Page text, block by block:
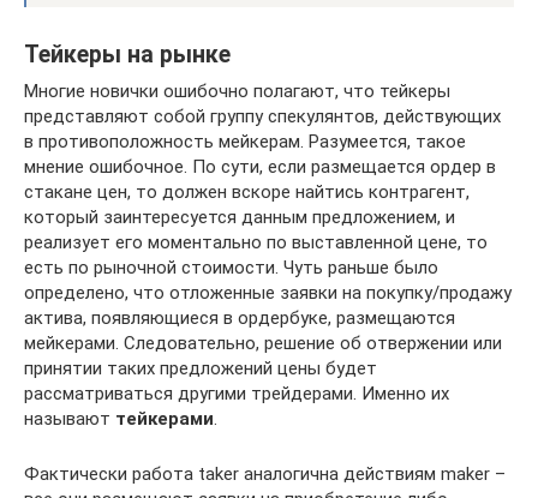
Тейкеры на рынке
Многие новички ошибочно полагают, что тейкеры
представляют собой группу спекулянтов, действующих
в противоположность мейкерам. Разумеется, такое
мнение ошибочное. По сути, если размещается ордер в
стакане цен, то должен вскоре найтись контрагент,
который заинтересуется данным предложением, и
реализует его моментально по выставленной цене, то
есть по рыночной стоимости. Чуть раньше было
определено, что отложенные заявки на покупку/продажу
актива, появляющиеся в ордербуке, размещаются
мейкерами. Следовательно, решение об отвержении или
принятии таких предложений цены будет
рассматриваться другими трейдерами. Именно их
называют тейкерами.
Фактически работа taker аналогична действиям maker –